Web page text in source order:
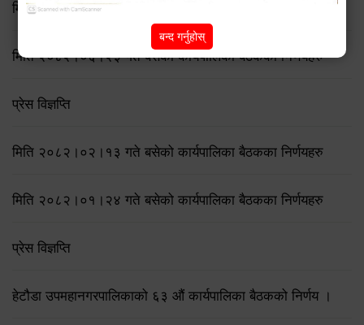
मिति २०८२/७/१९ गते बसेको ७४ औँ कार्यपालिका बैठकका निर्णयहरु
मिति २०८२।०६।२३ गते बसेको कार्यपालिका बैठकका निर्णयहरु
प्रेस विज्ञप्ति
मिति २०८२।०२।१३ गते बसेको कार्यपालिका बैठकका निर्णयहरु
मिति २०८२।०१।२४ गते बसेको कार्यपालिका बैठकका निर्णयहरु
प्रेस विज्ञप्ति
हेटौडा उपमहानगरपालिकाको ६३ औं कार्यपालिका बैठकको निर्णय ।
बन्द गर्नुहोस्